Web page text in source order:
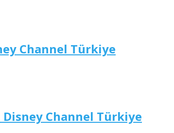
Channel Türkiye
Disney Channel Türkiye